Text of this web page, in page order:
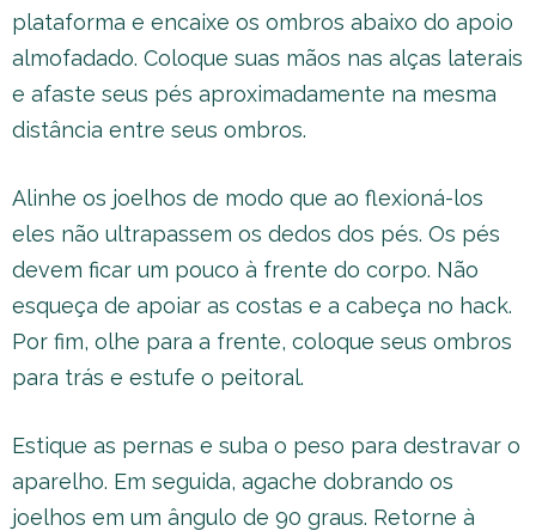
plataforma e encaixe os ombros abaixo do apoio
almofadado. Coloque suas mãos nas alças laterais
e afaste seus pés aproximadamente na mesma
distância entre seus ombros.
Alinhe os joelhos de modo que ao flexioná-los
eles não ultrapassem os dedos dos pés. Os pés
devem ficar um pouco à frente do corpo. Não
esqueça de apoiar as costas e a cabeça no hack.
Por fim, olhe para a frente, coloque seus ombros
para trás e estufe o peitoral.
Estique as pernas e suba o peso para destravar o
aparelho. Em seguida, agache dobrando os
joelhos em um ângulo de 90 graus. Retorne à